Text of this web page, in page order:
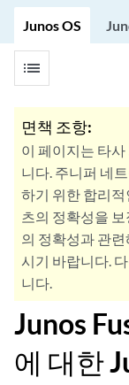
Junos OS
list
면책 조항:
이 페이지는 타
니다. 주니퍼 네
하기 위한 합리
츠의 정확성을
의 정확성과 관
시기 바랍니다.
니다.
Junos
에 대한